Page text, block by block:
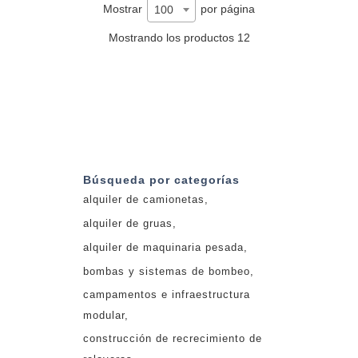
Mostrar 100 por página
Mostrando los productos 12
Búsqueda por categorías
alquiler de camionetas
alquiler de gruas
alquiler de maquinaria pesada
bombas y sistemas de bombeo
campamentos e infraestructura
modular
construcción de recrecimiento de